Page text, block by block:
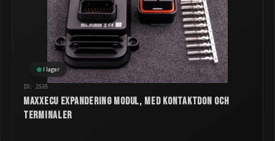
I lager
ID: 2535
MaxxECU Expandering modul, med kontaktdon och
terminaler